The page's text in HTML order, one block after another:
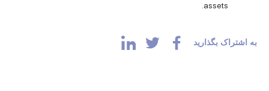
assets.
به اشتراک بگذارید